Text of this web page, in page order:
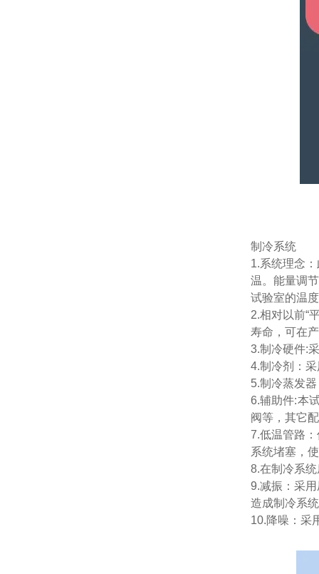
制冷系统
1.系统理念
温。能量调
试验室的温
2.相对以前“
寿命，可在
3.制冷硬件:
4.制冷剂：
5.制冷蒸发
6.辅助件:本
阀等，其它
7.低温管路
系统堵塞，
8.在制冷系
9.减振：采
造成制冷系
10.降噪：采